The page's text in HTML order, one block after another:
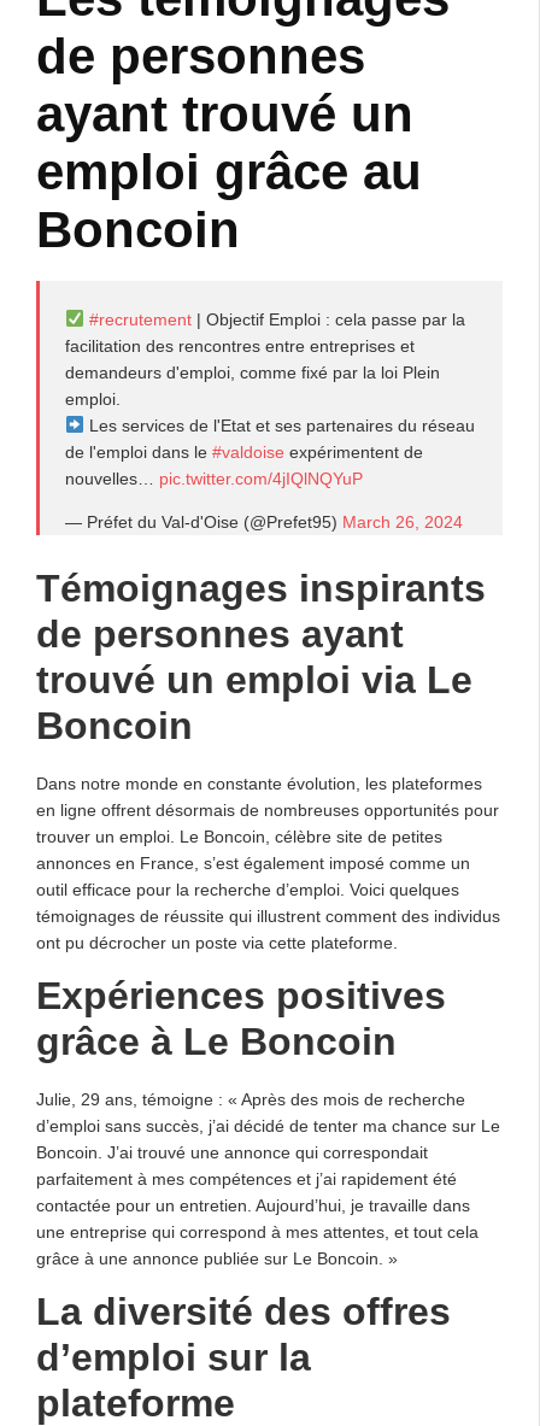
de personnes
ayant trouvé un
emploi grâce au
Boncoin
#recrutement| Objectif Emploi : cela passe par la
facilitation des rencontres entre entreprises et
demandeurs d'emploi, comme fixé par la loi Plein
emploi.
Les services de l'Etat et ses partenaires du réseau
de l'emploi dans le #valdoise expérimentent de
nouvelles… pic.twitter.com/4jIQlNQYuP
— Préfet du Val-d'Oise (@Prefet95) March 26, 2024
Témoignages inspirants
de personnes ayant
trouvé un emploi via Le
Boncoin
Dans notre monde en constante évolution, les plateformes
en ligne offrent désormais de nombreuses opportunités pour
trouver un emploi. Le Boncoin, célèbre site de petites
annonces en France, s’est également imposé comme un
outil efficace pour la recherche d’emploi. Voici quelques
témoignages de réussite qui illustrent comment des individus
ont pu décrocher un poste via cette plateforme.
Expériences positives
grâce à Le Boncoin
Julie, 29 ans, témoigne : « Après des mois de recherche
d’emploi sans succès, j’ai décidé de tenter ma chance sur Le
Boncoin. J’ai trouvé une annonce qui correspondait
parfaitement à mes compétences et j’ai rapidement été
contactée pour un entretien. Aujourd’hui, je travaille dans
une entreprise qui correspond à mes attentes, et tout cela
grâce à une annonce publiée sur Le Boncoin. »
La diversité des offres
d’emploi sur la
plateforme